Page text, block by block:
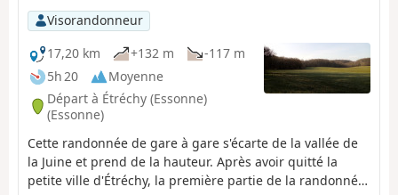
Visorandonneur
17,20 km
+132 m
-117 m
5h 20
Moyenne
Départ à Étréchy (Essonne)
(Essonne)
Cette randonnée de gare à gare s'écarte de la vallée de
la Juine et prend de la hauteur. Après avoir quitté la
petite ville d'Étréchy, la première partie de la randonnée